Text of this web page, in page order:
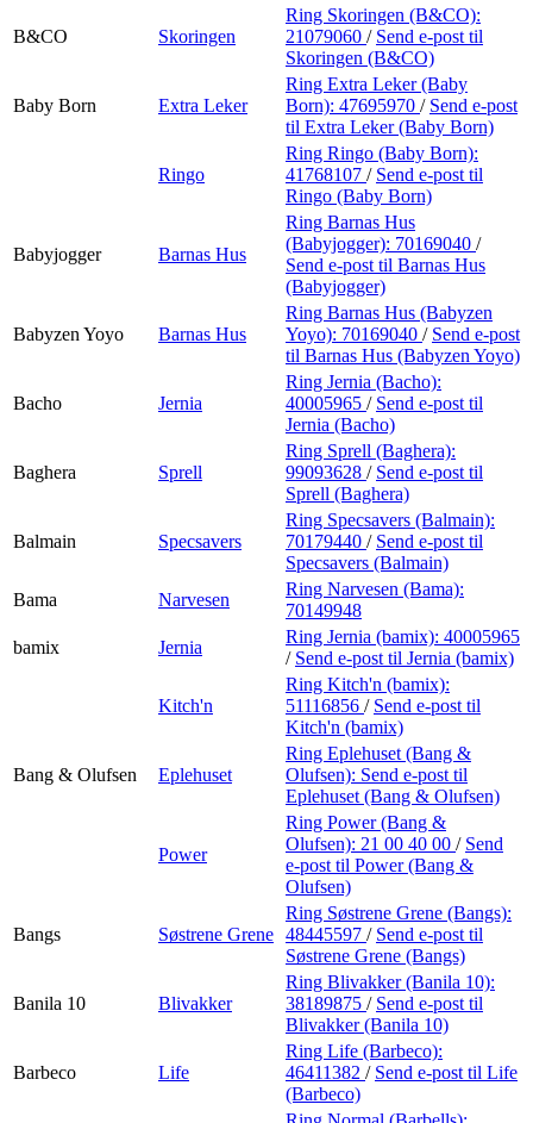
B&CO Skoringen
Ring Skoringen (B&CO):
21079060 / Send e-post til
Skoringen (B&CO)
Baby Born Extra Leker
Ring Extra Leker (Baby
Born): 47695970 / Send e-post
til Extra Leker (Baby Born)
Ringo
Ring Ringo (Baby Born):
41768107 / Send e-post til
Ringo (Baby Born)
Babyjogger Barnas Hus
Ring Barnas Hus
(Babyjogger): 70169040 /
Send e-post til Barnas Hus
(Babyjogger)
Babyzen Yoyo Barnas Hus
Ring Barnas Hus (Babyzen
Yoyo): 70169040 / Send e-post
til Barnas Hus (Babyzen Yoyo)
Bacho Jernia
Ring Jernia (Bacho):
40005965 / Send e-post til
Jernia (Bacho)
Baghera Sprell
Ring Sprell (Baghera):
99093628 / Send e-post til
Sprell (Baghera)
Balmain Specsavers
Ring Specsavers (Balmain):
70179440 / Send e-post til
Specsavers (Balmain)
Bama
Narvesen
Ring Narvesen (Bama):
70149948
bamix
Jernia
Ring Jernia (bamix): 40005965
/ Send e-post til Jernia (bamix)
Kitch'n
Ring Kitch'n (bamix):
51116856 / Send e-post til
Kitch'n (bamix)
Bang & Olufsen Eplehuset
Ring Eplehuset (Bang &
Olufsen): Send e-post til
Eplehuset (Bang & Olufsen)
Power
Ring Power (Bang &
Olufsen): 21 00 40 00 / Send
e-post til Power (Bang &
Olufsen)
Bangs Søstrene Grene
Ring Søstrene Grene (Bangs):
48445597 / Send e-post til
Søstrene Grene (Bangs)
Banila 10 Blivakker
Ring Blivakker (Banila 10):
38189875 / Send e-post til
Blivakker (Banila 10)
Barbeco Life
Ring Life (Barbeco):
46411382 / Send e-post til Life
(Barbeco)